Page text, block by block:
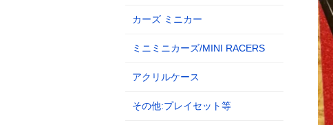
カーズ ミニカー
ミニミニカーズ/MINI RACERS
アクリルケース
その他:プレイセット等